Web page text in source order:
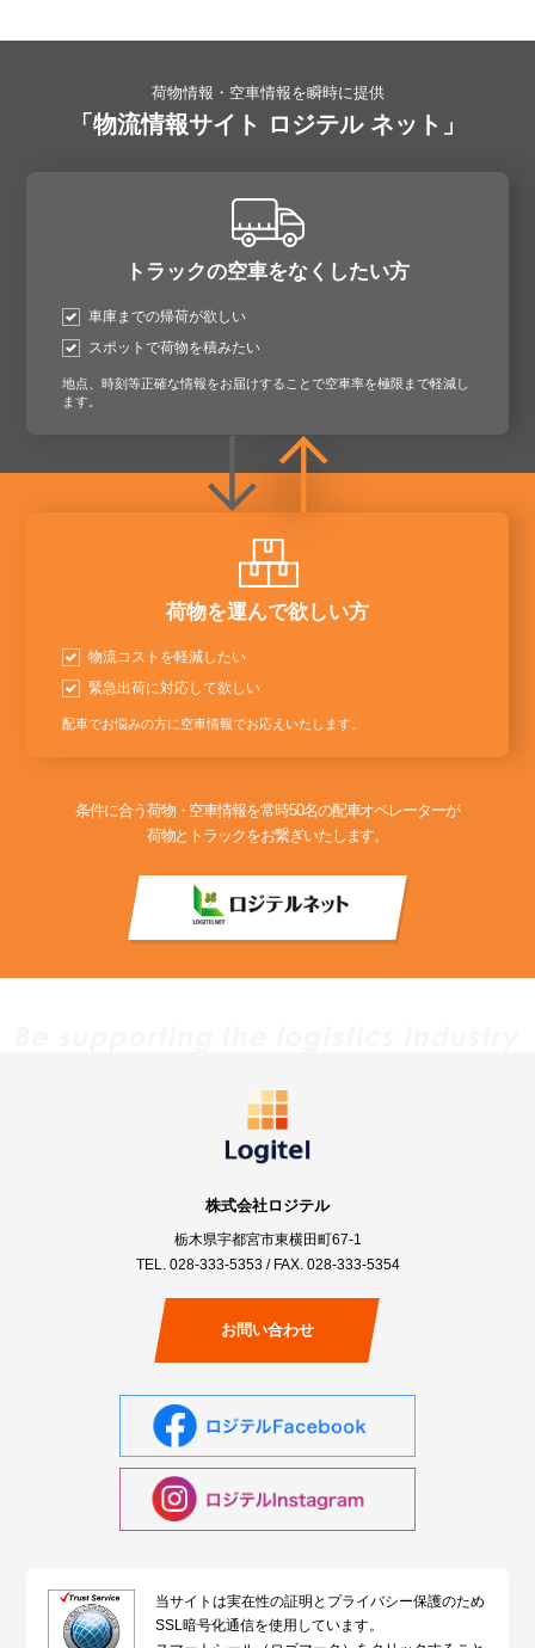
荷物情報・空車情報を瞬時に提供
「物流情報サイト ロジテル ネット」
トラックの空車をなくしたい方
車庫までの帰荷が欲しい
スポットで荷物を積みたい
地点、時刻等正確な情報をお届けすることで空車率を極限まで軽減し
ます。
荷物を運んで欲しい方
物流コストを軽減したい
緊急出荷に対応して欲しい
配車でお悩みの方に空車情報でお応えいたします。
条件に合う荷物・空車情報を常時50名の配車オペレーターが
荷物とトラックをお繋ぎいたします。
株式会社ロジテル
栃木県宇都宮市東横田町67-1
TEL. 028-333-5353 / FAX. 028-333-5354
お問い合わせ
当サイトは実在性の証明とプライバシー保護のため
SSL暗号化通信を使用しています。